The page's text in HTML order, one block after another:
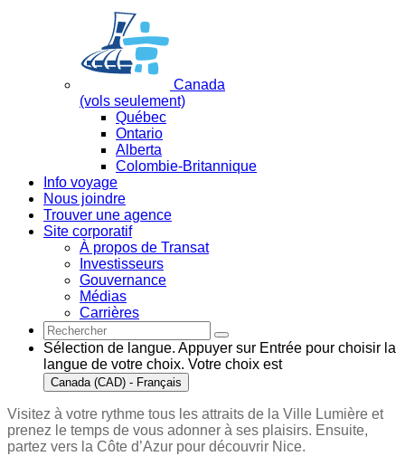
Canada
(vols seulement)
Québec
Ontario
Alberta
Colombie-Britannique
Info voyage
Nous joindre
Trouver une agence
Site corporatif
À propos de Transat
Investisseurs
Gouvernance
Médias
Carrières
Sélection de langue. Appuyer sur Entrée pour choisir la
langue de votre choix. Votre choix est
Canada (CAD) - Français
Visitez à votre rythme tous les attraits de la Ville Lumière et
prenez le temps de vous adonner à ses plaisirs. Ensuite,
partez vers la Côte d’Azur pour découvrir Nice.